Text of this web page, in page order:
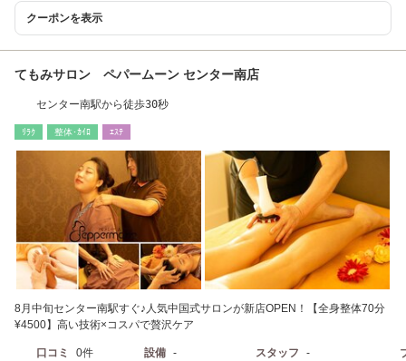
クーポンを表示
てもみサロン ペパームーン センター南店
センター南駅から徒歩30秒
ﾘﾗｸ 整体･ｶｲﾛ ｴｽﾃ
8月中旬センター南駅すぐ♪人気中国式サロンが新店OPEN！【全身整体70分
¥4500】高い技術×コスパで贅沢ケア
口コミ 0件 設備 - スタッフ -